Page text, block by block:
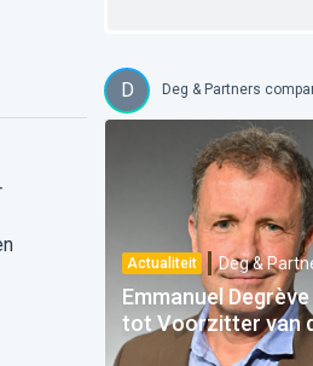
D Deg & Partners
Actualiteit Deg &
Emmanuel
tot Voorzitter van
Een trots voor Deg